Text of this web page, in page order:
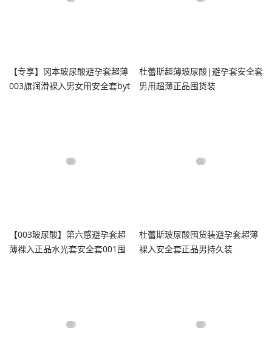
【专享】冈本玻尿酸避孕套超薄
003旗润滑裸入男女用安全套byt
杜蕾斯超薄玻尿酸|避孕套安全套
男用超薄正品囤货装
【003玻尿酸】第六感避孕套超
薄裸入正品水光套安全套001囤
杜蕾斯玻尿酸囤货装避孕套超薄
裸入安全套正品男持久装